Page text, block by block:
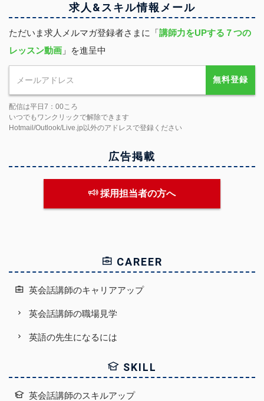
求人&スキル情報 メール
ただいま求人メルマガ登録者さまに「講師力をUPする７つの
レッスン動画 」を進呈中
無料登録
配信は平日7：00ころ
いつでもワンクリックで解除できます
Hotmail/Outlook/Live.jp以外のアドレスで登録ください
広告掲載
採用担当者の方へ
CAREER
英会話講師のキャリアアップ
英会話講師の職場見学
英語の先生になるには
SKILL
英会話講師のスキルアップ